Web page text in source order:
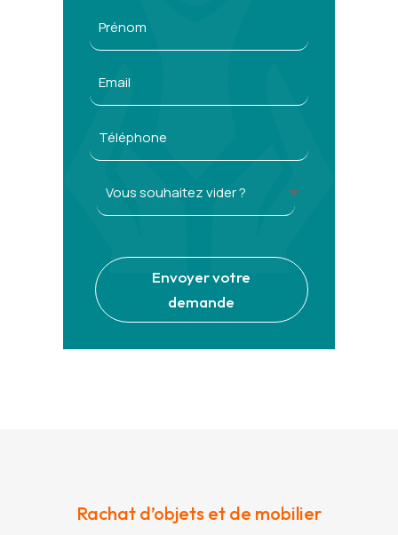
Envoyer votre
demande
Rachat d’objets et de mobilier